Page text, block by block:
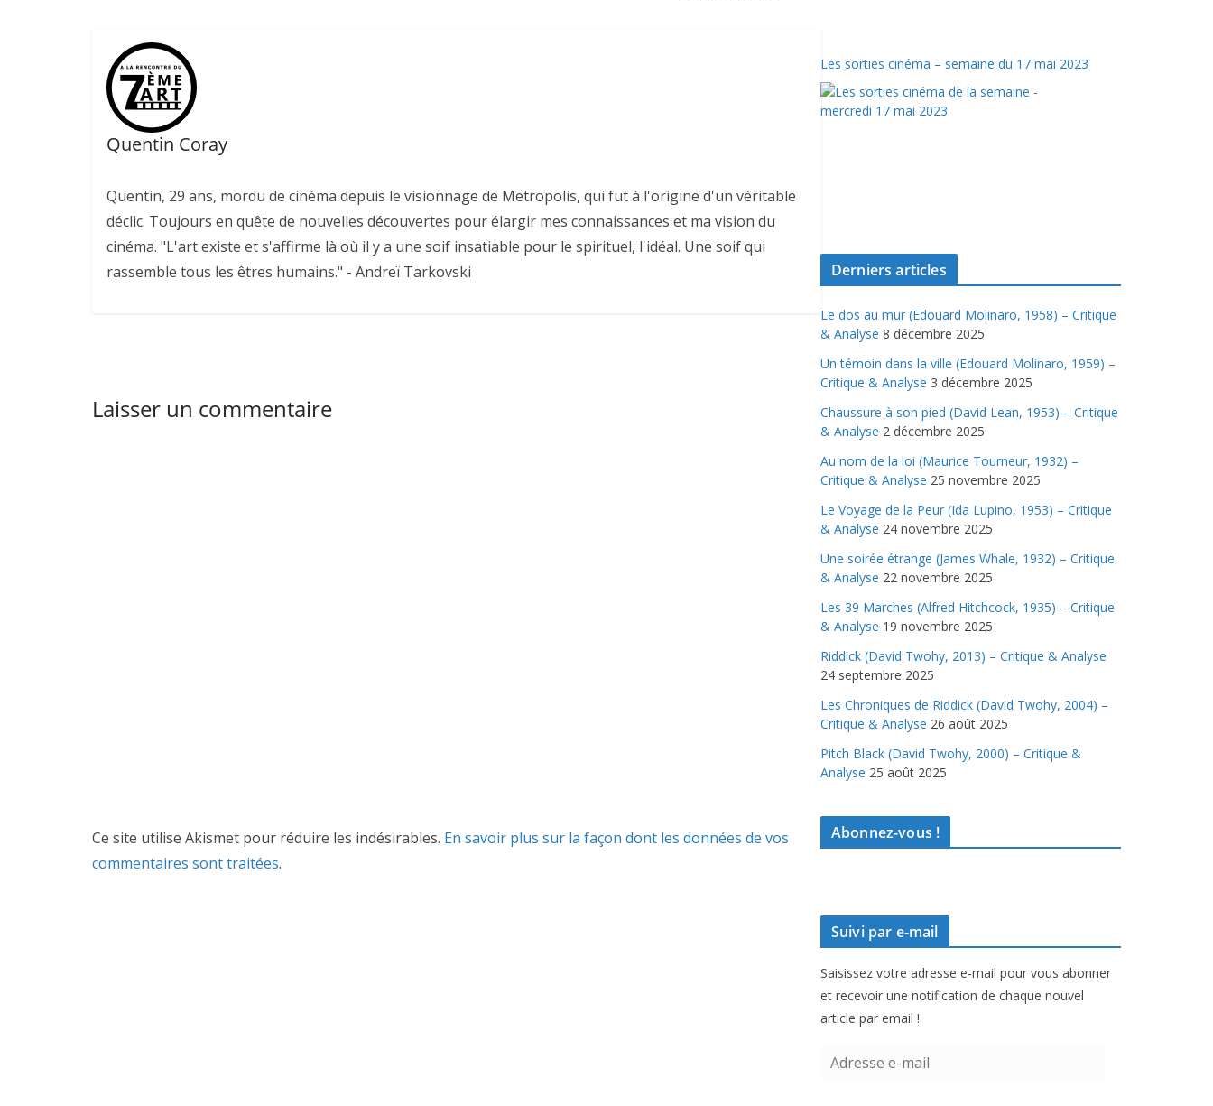
Quentin Coray
Quentin, 29 ans, mordu de cinéma depuis le visionnage de Metropolis, qui fut à l'origine d'un véritable
déclic. Toujours en quête de nouvelles découvertes pour élargir mes connaissances et ma vision du
cinéma. "L'art existe et s'affirme là où il y a une soif insatiable pour le spirituel, l'idéal. Une soif qui
rassemble tous les êtres humains." - Andreï Tarkovski
Laisser un commentaire
Ce site utilise Akismet pour réduire les indésirables. En savoir plus sur la façon dont les données de vos
commentaires sont traitées.
Les sorties cinéma – semaine du 17 mai 2023
Derniers articles
Le dos au mur (Edouard Molinaro, 1958) – Critique
& Analyse 8 décembre 2025
Un témoin dans la ville (Edouard Molinaro, 1959) –
Critique & Analyse 3 décembre 2025
Chaussure à son pied (David Lean, 1953) – Critique
& Analyse 2 décembre 2025
Au nom de la loi (Maurice Tourneur, 1932) –
Critique & Analyse 25 novembre 2025
Le Voyage de la Peur (Ida Lupino, 1953) – Critique
& Analyse 24 novembre 2025
Une soirée étrange (James Whale, 1932) – Critique
& Analyse 22 novembre 2025
Les 39 Marches (Alfred Hitchcock, 1935) – Critique
& Analyse 19 novembre 2025
Riddick (David Twohy, 2013) – Critique & Analyse
24 septembre 2025
Les Chroniques de Riddick (David Twohy, 2004) –
Critique & Analyse 26 août 2025
Pitch Black (David Twohy, 2000) – Critique &
Analyse 25 août 2025
Abonnez-vous !
Suivi par e-mail
Saisissez votre adresse e-mail pour vous abonner
et recevoir une notification de chaque nouvel
article par email !